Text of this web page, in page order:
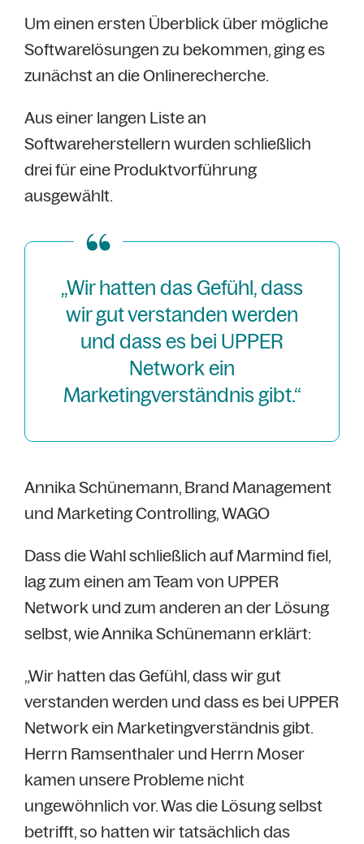
Um einen ersten Überblick über mögliche
Softwarelösungen zu bekommen, ging es
zunächst an die Onlinerecherche.
Aus einer langen Liste an
Softwareherstellern wurden schließlich
drei für eine Produktvorführung
ausgewählt.
„Wir hatten das Gefühl, dass
wir gut verstanden werden
und dass es bei UPPER
Network ein
Marketingverständnis gibt.“
Annika Schünemann, Brand Management
und Marketing Controlling, WAGO
Dass die Wahl schließlich auf Marmind fiel,
lag zum einen am Team von UPPER
Network und zum anderen an der Lösung
selbst, wie Annika Schünemann erklärt:
„Wir hatten das Gefühl, dass wir gut
verstanden werden und dass es bei UPPER
Network ein Marketingverständnis gibt.
Herrn Ramsenthaler und Herrn Moser
kamen unsere Probleme nicht
ungewöhnlich vor. Was die Lösung selbst
betrifft, so hatten wir tatsächlich das